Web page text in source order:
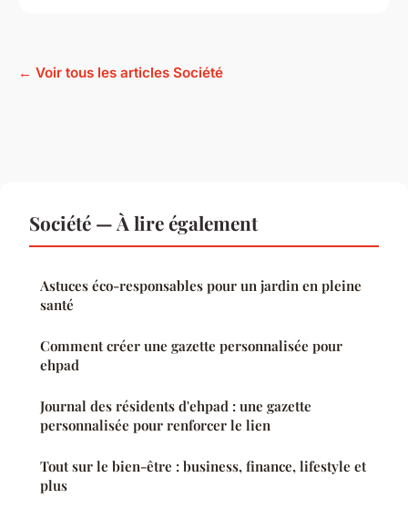
← Voir tous les articles Société
Société — À lire également
Astuces éco-responsables pour un jardin en pleine
santé
Comment créer une gazette personnalisée pour
ehpad
Journal des résidents d'ehpad : une gazette
personnalisée pour renforcer le lien
Tout sur le bien-être : business, finance, lifestyle et
plus